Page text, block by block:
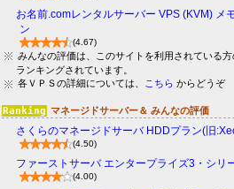
お名前.comレンタルサーバー VPS (KVM) メ
ン
(4.67)
みんなの評価は、このサイトを利用されている
ランキングされています。
各ＶＰＳの詳細については、 こちら からどうぞ
マネージドサーバー＆ みんなの評価
さくらのマネージドサーバ HDDプラン(旧
(4.50)
ファーストサーバ エンタープライズ3・シリ
(4.00)